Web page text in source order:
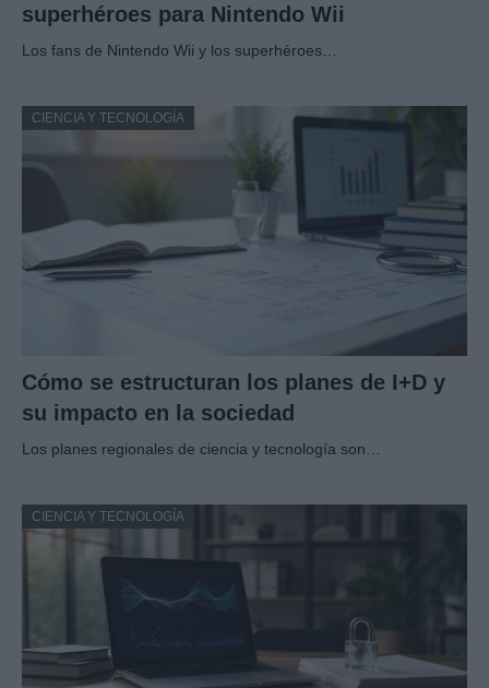
superhéroes para Nintendo Wii
Los fans de Nintendo Wii y los superhéroes…
CIENCIA Y TECNOLOGÍA
Cómo se estructuran los planes de I+D y
su impacto en la sociedad
Los planes regionales de ciencia y tecnología son…
CIENCIA Y TECNOLOGÍA